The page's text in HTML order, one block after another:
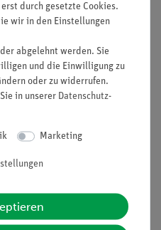
Artikel-Nr.:P9516600
energetischer
Wirkungsgrad eines
PEM Elektrolyseurs
714,30 €
durch gesetzte Cookies.
wir in den Einstellungen
abgelehnt werden. Sie
und die Einwilligung zu
oder zu widerrufen.
in unserer Daten­schutz­
Marketing